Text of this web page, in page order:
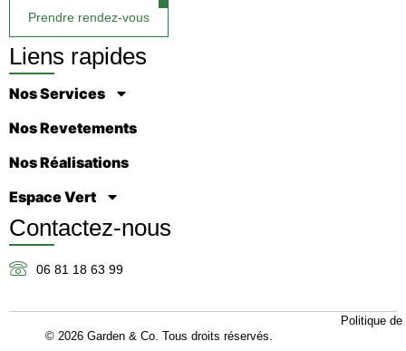
Prendre rendez-vous
Liens rapides
Nos Services
Nos Revetements
Nos Réalisations
Espace Vert
Contactez-nous
06 81 18 63 99
© 2026 Garden & Co. Tous droits réservés.
Politique